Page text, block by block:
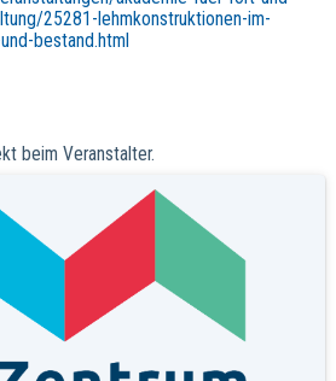
25281-lehmkonstruktionen-im-
bestand.html
beim Veranstalter.